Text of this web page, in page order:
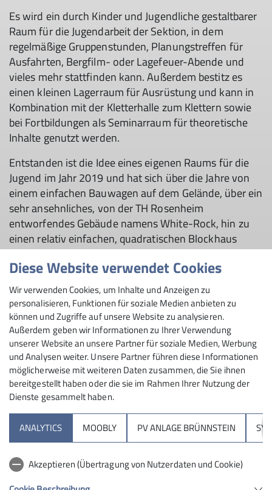
Es wird ein durch Kinder und Jugendliche gestaltbarer
Raum für die Jugendarbeit der Sektion, in dem
regelmäßige Gruppenstunden, Planungstreffen für
Ausfahrten, Bergfilm- oder Lagefeuer-Abende und
vieles mehr stattfinden kann. Außerdem bestitz es
einen kleinen Lagerraum für Ausrüstung und kann in
Kombination mit der Kletterhalle zum Klettern sowie
bei Fortbildungen als Seminarraum für theoretische
Inhalte genutzt werden.
Entstanden ist die Idee eines eigenen Raums für die
Jugend im Jahr 2019 und hat sich über die Jahre von
einem einfachen Bauwagen auf dem Gelände, über ein
sehr ansehnliches, von der TH Rosenheim
entworfendes Gebäude namens White-Rock, hin zu
einen relativ einfachen, quadratischen Blockhaus
entwickelt. Der Spatenstich ist für Juli 2026 terminiert
mit geplanter Fertigstellung des Gebäudes zum Ende
des Sommers.
Sektion
Hochrieshütte
Diese Website verwendet Cookies
Wir verwenden Cookies, um Inhalte und Anzeigen zu
personalisieren, Funktionen für soziale Medien anbieten zu
können und Zugriffe auf unsere Website zu analysieren.
Außerdem geben wir Informationen zu Ihrer Verwendung
unserer Website an unsere Partner für soziale Medien, Werbung
und Analysen weiter. Unsere Partner führen diese Informationen
möglicherweise mit weiteren Daten zusammen, die Sie ihnen
bereitgestellt haben oder die sie im Rahmen Ihrer Nutzung der
Dienste gesammelt haben.
ANALYTICS MOOBLY PV ANLAGE BRÜNNSTEIN
Akzeptieren (Übertragung von Nutzerdaten und Cookie)